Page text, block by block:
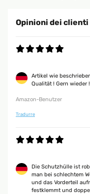
Opinioni dei
Artikel wie
Qualität ! Gern wieder !
Amazon-Benutzer
Tradurre
Die Schutzhülle ist
man bei schlechtem
und das Vorderteil
festklemmt und